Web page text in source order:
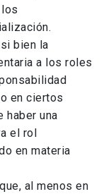
bien la
a los roles
en ciertos
haber una
el rol
en materia
al menos en